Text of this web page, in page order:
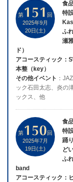
第151 回
2025年9月
20日(土)
食
特
ふ
瀬
ド）
アコースティック：
本整（key）
その他イベント ：
ック石田太志、炎の
ックス、他
第150回
2025年7月
19日(土)
食
特
踊
ど
ふ
band
アコースティック：